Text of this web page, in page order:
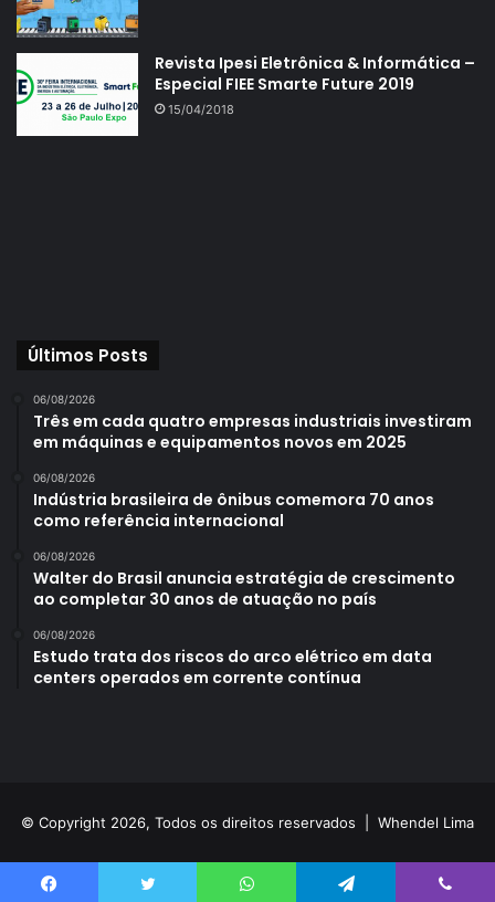
Revista Ipesi Eletrônica & Informática –
Especial FIEE Smarte Future 2019
15/04/2018
Últimos Posts
06/08/2026
Três em cada quatro empresas industriais investiram
em máquinas e equipamentos novos em 2025
06/08/2026
Indústria brasileira de ônibus comemora 70 anos
como referência internacional
06/08/2026
Walter do Brasil anuncia estratégia de crescimento
ao completar 30 anos de atuação no país
06/08/2026
Estudo trata dos riscos do arco elétrico em data
centers operados em corrente contínua
© Copyright 2026, Todos os direitos reservados | Whendel Lima